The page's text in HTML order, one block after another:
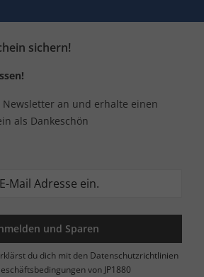
sichern!
an und erhalte einen
als Dankeschön
und Sparen
du dich mit den Datenschutzrichtlinien
von JP1880